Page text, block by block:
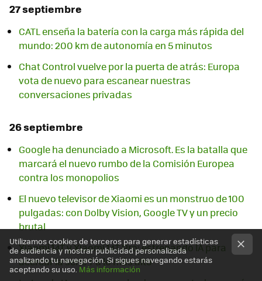
27 septiembre
CATL enseña la batería con la carga más rápida del
mundo: 200 km de autonomía en 5 minutos
Chat Control vuelve por la puerta de atrás: Europa
vota de nuevo para escanear nuestras
conversaciones privadas
26 septiembre
Google ha denunciado a Microsoft. Es la batalla que
marcará el nuevo rumbo de la Comisión Europea
contra los monopolios
El nuevo televisor de Xiaomi es un monstruo de 100
pulgadas: con Dolby Vision, Google TV y un precio
brutal
Xiaomi 14T y Xiaomi 14T Pro: estrenando IA para
acercar la serie T a lo más alto
Utilizamos cookies de terceros para generar estadísticas
de audiencia y mostrar publicidad personalizada
analizando tu navegación. Si sigues navegando estarás
aceptando su uso. Más información